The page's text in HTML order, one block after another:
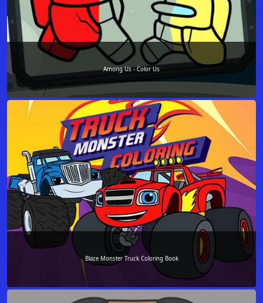
Among Us - Color Us
Blaze Monster Truck Coloring Book